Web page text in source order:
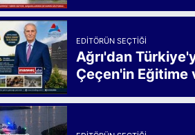
EDITÖRÜN SEÇTIĞI
Ağrı'dan
Çeçen'in Eğitime